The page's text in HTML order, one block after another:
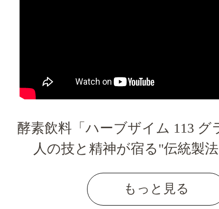
酵素飲料「ハーブザイム 113 グ
人の技と精神が宿る"伝統製
もっと見る